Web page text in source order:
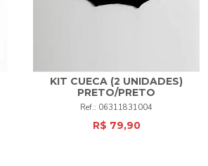
M G EG +
COMPRAR
KIT CUECA (2 UNIDADES)
PRETO/PRETO
06311831004
R$ 79,90